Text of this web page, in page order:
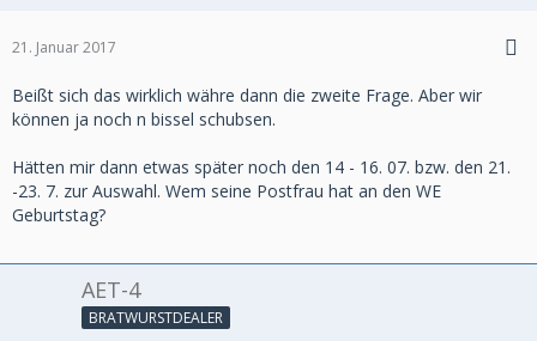
21. Januar 2017
Beißt sich das wirklich währe dann die zweite Frage. Aber wir
können ja noch n bissel schubsen.
Hätten mir dann etwas später noch den 14 - 16. 07. bzw. den 21.
-23. 7. zur Auswahl. Wem seine Postfrau hat an den WE
Geburtstag?
AET-4
BRATWURSTDEALER